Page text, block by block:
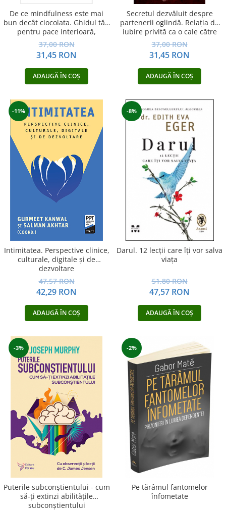
Erotism
Psihologie practică
Sexualitate
Lumea îngerilor
Seria Masaru Emoto
Inspiraţie divină
Îngeri
Vindecare spirituală
Viaţa de după moarte
Cristale
Supă de pui pentru suflet
Fără categorie
Cunoaștere
De ce mindfulness este mai
bun decât ciocolata. Ghidul tău
pentru pace interioară,
concentrare sporită și…
37,00 RON
31,45 RON
ADAUGĂ ÎN COȘ
Secretul dezvăluit despre
partenerii oglindă. Relația de
iubire privită ca o cale către
eliberarea interioară
37,00 RON
31,45 RON
ADAUGĂ ÎN COȘ
-11%
Intimitatea. Perspective clinice,
culturale, digitale și de
dezvoltare
47,57 RON
42,29 RON
ADAUGĂ ÎN COȘ
-8%
Darul. 12 lecții care îți vor salva
viața
51,80 RON
47,57 RON
ADAUGĂ ÎN COȘ
-3%
Puterile subconştientului - cum
să-ţi extinzi abilităţile
subconştientului
-2%
Pe tărâmul fantomelor
înfometate